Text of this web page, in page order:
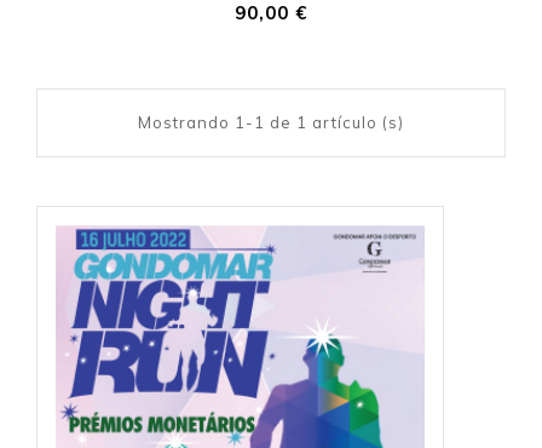
90,00 €
Mostrando 1-1 de 1 artículo (s)